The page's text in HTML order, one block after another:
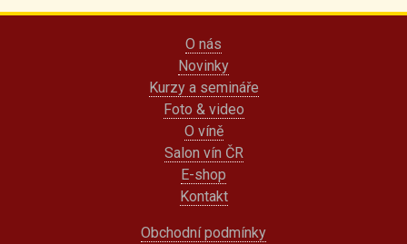
O nás
Novinky
Kurzy a semináře
Foto & video
O víně
Salon vín ČR
E-shop
Kontakt
Obchodní podmínky